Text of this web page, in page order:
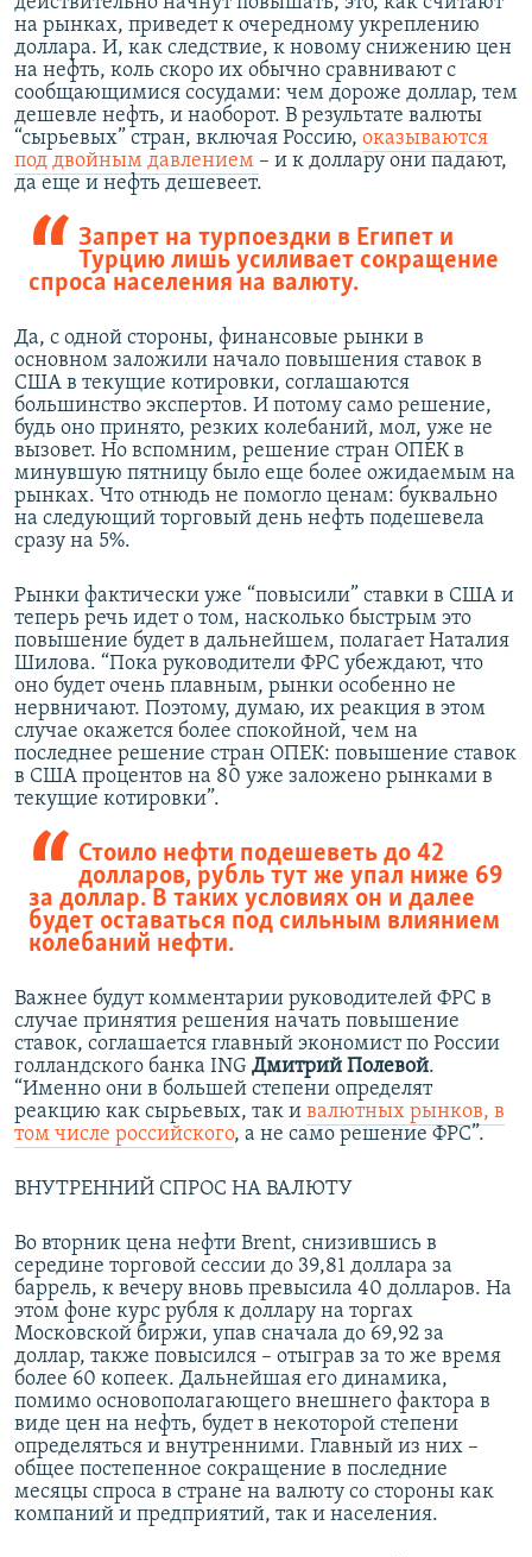
на рынках, приведет к очередному укреплению
доллара. И, как следствие, к новому снижению цен
на нефть, коль скоро их обычно сравнивают с
сообщающимися сосудами: чем дороже доллар, тем
дешевле нефть, и наоборот. В результате валюты
“сырьевых” стран, включая Россию, оказываются
под двойным давлением – и к доллару они падают,
да еще и нефть дешевеет.
Запрет на турпоездки в Египет и
Турцию лишь усиливает сокращение
спроса населения на валюту.
Да, с одной стороны, финансовые рынки в
основном заложили начало повышения ставок в
США в текущие котировки, соглашаются
большинство экспертов. И потому само решение,
будь оно принято, резких колебаний, мол, уже не
вызовет. Но вспомним, решение стран ОПЕК в
минувшую пятницу было еще более ожидаемым на
рынках. Что отнюдь не помогло ценам: буквально
на следующий торговый день нефть подешевела
сразу на 5%.
Рынки фактически уже “повысили” ставки в США и
теперь речь идет о том, насколько быстрым это
повышение будет в дальнейшем, полагает Наталия
Шилова. “Пока руководители ФРС убеждают, что
оно будет очень плавным, рынки особенно не
нервничают. Поэтому, думаю, их реакция в этом
случае окажется более спокойной, чем на
последнее решение стран ОПЕК: повышение ставок
в США процентов на 80 уже заложено рынками в
текущие котировки”.
Стоило нефти подешеветь до 42
долларов, рубль тут же упал ниже 69
за доллар. В таких условиях он и далее
будет оставаться под сильным влиянием
колебаний нефти.
Важнее будут комментарии руководителей ФРС в
случае принятия решения начать повышение
ставок, соглашается главный экономист по России
голландского банка ING Дмитрий Полевой.
“Именно они в большей степени определят
реакцию как сырьевых, так и валютных рынков, в
том числе российского, а не само решение ФРС”.
ВНУТРЕННИЙ СПРОС НА ВАЛЮТУ
Во вторник цена нефти Brent, снизившись в
середине торговой сессии до 39,81 доллара за
баррель, к вечеру вновь превысила 40 долларов. На
этом фоне курс рубля к доллару на торгах
Московской биржи, упав сначала до 69,92 за
доллар, также повысился – отыграв за то же время
более 60 копеек. Дальнейшая его динамика,
помимо основополагающего внешнего фактора в
виде цен на нефть, будет в некоторой степени
определяться и внутренними. Главный из них –
общее постепенное сокращение в последние
месяцы спроса в стране на валюту со стороны как
компаний и предприятий, так и населения.